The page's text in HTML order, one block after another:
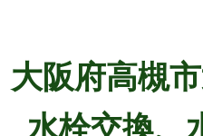
大阪府高槻
水栓交換、